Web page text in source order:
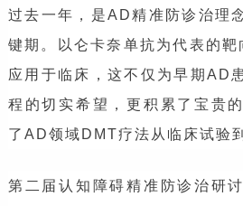
过去一年，是AD精准防诊治理
键期。以仑卡奈单抗为代表的
应用于临床，这不仅为早期AD
程的切实希望，更积累了宝贵
了AD领域DMT疗法从临床试验
第二届认知障碍精准防诊治研